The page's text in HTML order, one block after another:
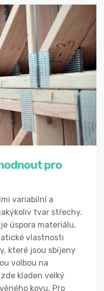
pro
variabilní a
tvar střechy.
úspora materiálu,
vlastnosti
které jsou sbíjeny
volbou na
kladen velký
kovu. Pro